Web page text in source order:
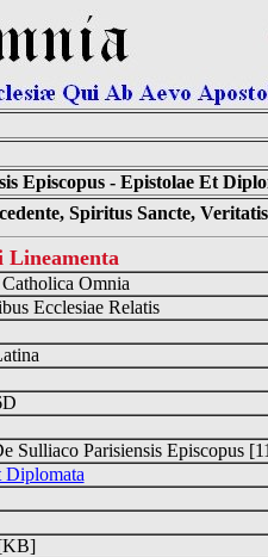
Episcopus - Epistolae Et
Spiritus Sancte,
Lineamenta
Omnia
Ecclesiae Relatis
Sulliaco Parisiensis Episcopus
Diplomata